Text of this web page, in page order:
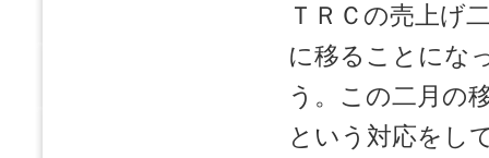
ＴＲＣの売上げ
に移ることにな
う。この二月の
という対応をし